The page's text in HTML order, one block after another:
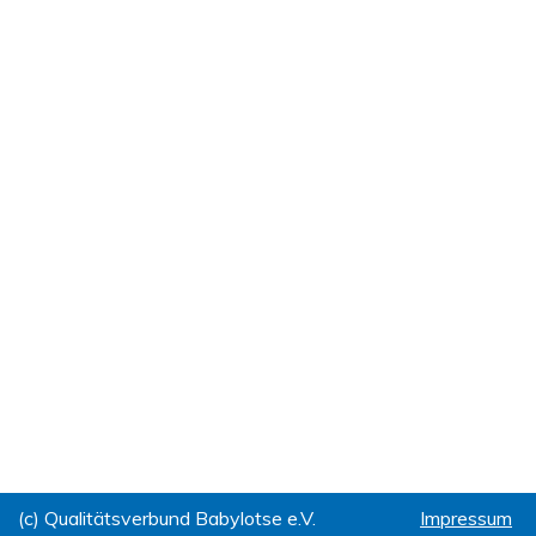
(c) Qualitätsverbund Babylotse e.V. Impressum